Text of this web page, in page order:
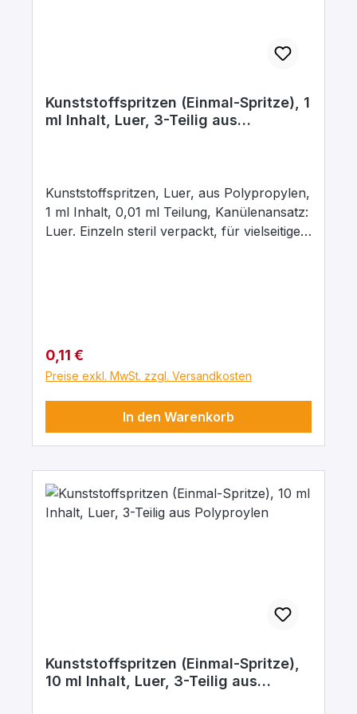
Kunststoffspritzen (Einmal-Spritze), 1
ml Inhalt, Luer, 3-Teilig aus
Kunststoffspritzen, Luer, aus Polypropylen,
1 ml Inhalt, 0,01 ml Teilung, Kanülenansatz:
Luer. Einzeln steril verpackt, für vielseitigen
Technische Daten: 3-teilige Spritze mit fest
schließendem doppeltem Dichtungsring für
ein einfacheres Ablesen des Volumens und
perfektes Gleiten des Spritzenkolbens
glasklarer Spritzenzylinder zum besseren
Erkennen des Spritzeninhaltes verstärkter
Medikamentenverlust unterteilt in 0,01 ml
EO-sterilisiert Latex frei PVC-frei
Regulärer Preis:
0,11 €
Preise exkl. MwSt. zzgl. Versandkosten
In den Warenkorb
Kunststoffspritzen (Einmal-Spritze),
10 ml Inhalt, Luer, 3-Teilig aus